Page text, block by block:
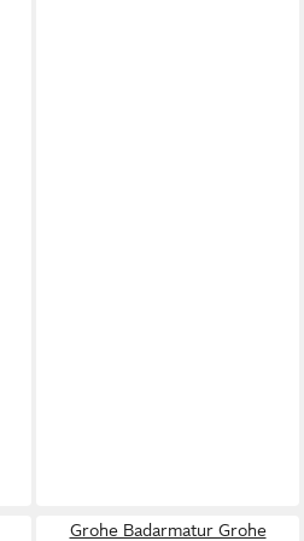
Grohe Badarmatur Grohe